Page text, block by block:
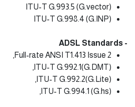
ITU-T G.993.5 (G.vector)
ITU-T G.998.4 (G.INP)
- ADSL Standards
Full-rate ANSI T1.413 Issue 2,
ITU-T G.992.1(G.DMT),
ITU-T G.992.2(G.Lite),
ITU-T G.994.1 (G.hs),